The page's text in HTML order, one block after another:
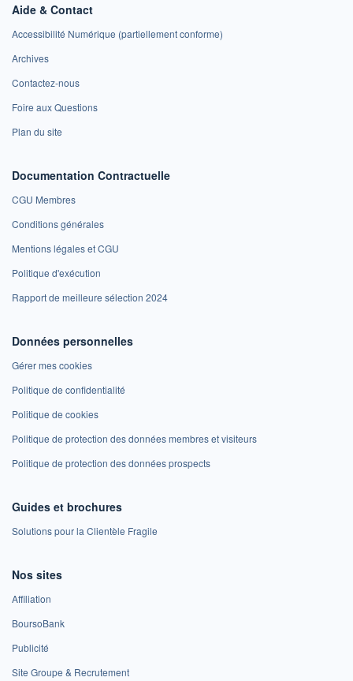
Aide & Contact
Accessibilité Numérique (partiellement conforme)
Archives
Contactez-nous
Foire aux Questions
Plan du site
Documentation Contractuelle
CGU Membres
Conditions générales
Mentions légales et CGU
Politique d'exécution
Rapport de meilleure sélection 2024
Données personnelles
Gérer mes cookies
Politique de confidentialité
Politique de cookies
Politique de protection des données membres et visiteurs
Politique de protection des données prospects
Guides et brochures
Solutions pour la Clientèle Fragile
Nos sites
Affiliation
BoursoBank
Publicité
Site Groupe & Recrutement